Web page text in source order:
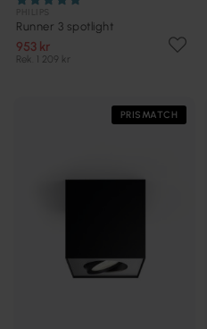
Runner 3 spotlight
953 kr
Rek. 1 209 kr
PRISMATCH